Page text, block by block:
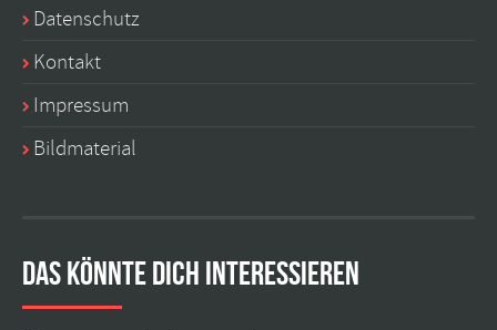
Datenschutz
Kontakt
Impressum
Bildmaterial
Das könnte dich interessieren